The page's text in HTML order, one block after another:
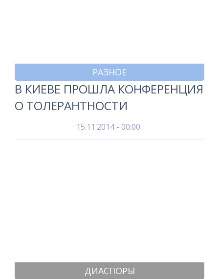
РАЗНОЕ
В КИЕВЕ ПРОШЛА КОНФЕРЕНЦИЯ
О ТОЛЕРАНТНОСТИ
15.11.2014 - 00:00
ДИАСПОРЫ